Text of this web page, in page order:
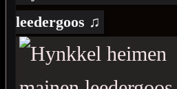
leedergoos ♫